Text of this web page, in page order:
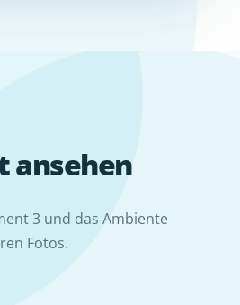
ansehen
3 und das Ambiente
Fotos.